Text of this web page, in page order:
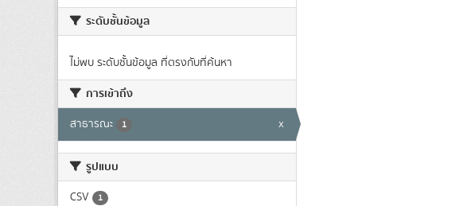
ระดับชั้นข้อมูล
ไม่พบ ระดับชั้นข้อมูล ที่ตรงกับที่ค้นหา
การเข้าถึง
สาธารณะ 1 x
รูปแบบ
CSV 1